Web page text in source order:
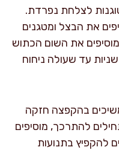
לצלחת נפרדת.
את הבצל ומטגנים
את השום הכתוש
ומערבבים בתנועה מהירה 20 שניות עד שעולה ניחוח
בהקפצה חזקה
להתרכך, מוסיפים
להקפיץ בתנועות